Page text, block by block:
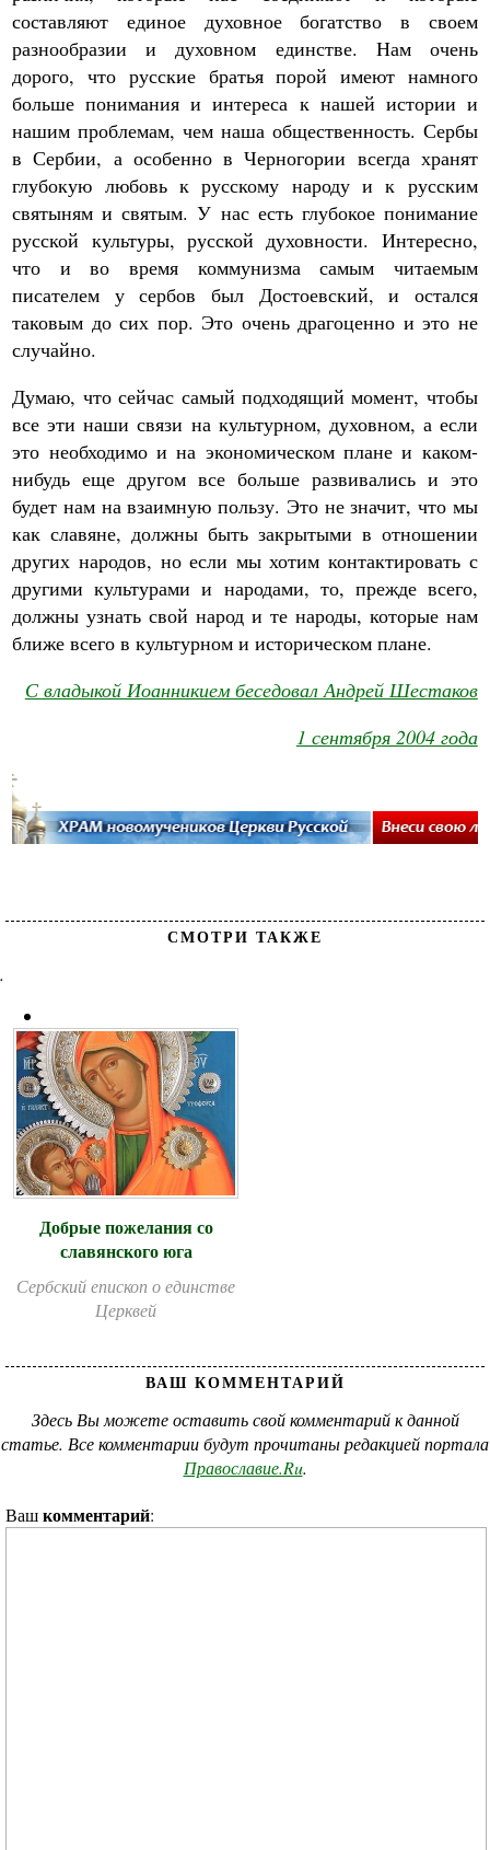
составляют единое духовное богатство в своем
разнообразии и духовном единстве. Нам очень
дорого, что русские братья порой имеют намного
больше понимания и интереса к нашей истории и
нашим проблемам, чем наша общественность. Сербы
в Сербии, а особенно в Черногории всегда хранят
глубокую любовь к русскому народу и к русским
святыням и святым. У нас есть глубокое понимание
русской культуры, русской духовности. Интересно,
что и во время коммунизма самым читаемым
писателем у сербов был Достоевский, и остался
таковым до сих пор. Это очень драгоценно и это не
случайно.
Думаю, что сейчас самый подходящий момент, чтобы
все эти наши связи на культурном, духовном, а если
это необходимо и на экономическом плане и каком-
нибудь еще другом все больше развивались и это
будет нам на взаимную пользу. Это не значит, что мы
как славяне, должны быть закрытыми в отношении
других народов, но если мы хотим контактировать с
другими культурами и народами, то, прежде всего,
должны узнать свой народ и те народы, которые нам
ближе всего в культурном и историческом плане.
С владыкой Иоанникием беседовал Андрей Шестаков
1 сентября 2004 года
СМОТРИ ТАКЖЕ
.
Добрые пожелания со
славянского юга
Сербский епископ о единстве
Церквей
ВАШ КОММЕНТАРИЙ
Здесь Вы можете оставить свой комментарий к данной
статье. Все комментарии будут прочитаны редакцией портала
Православие.Ru.
Вашкомментарий: